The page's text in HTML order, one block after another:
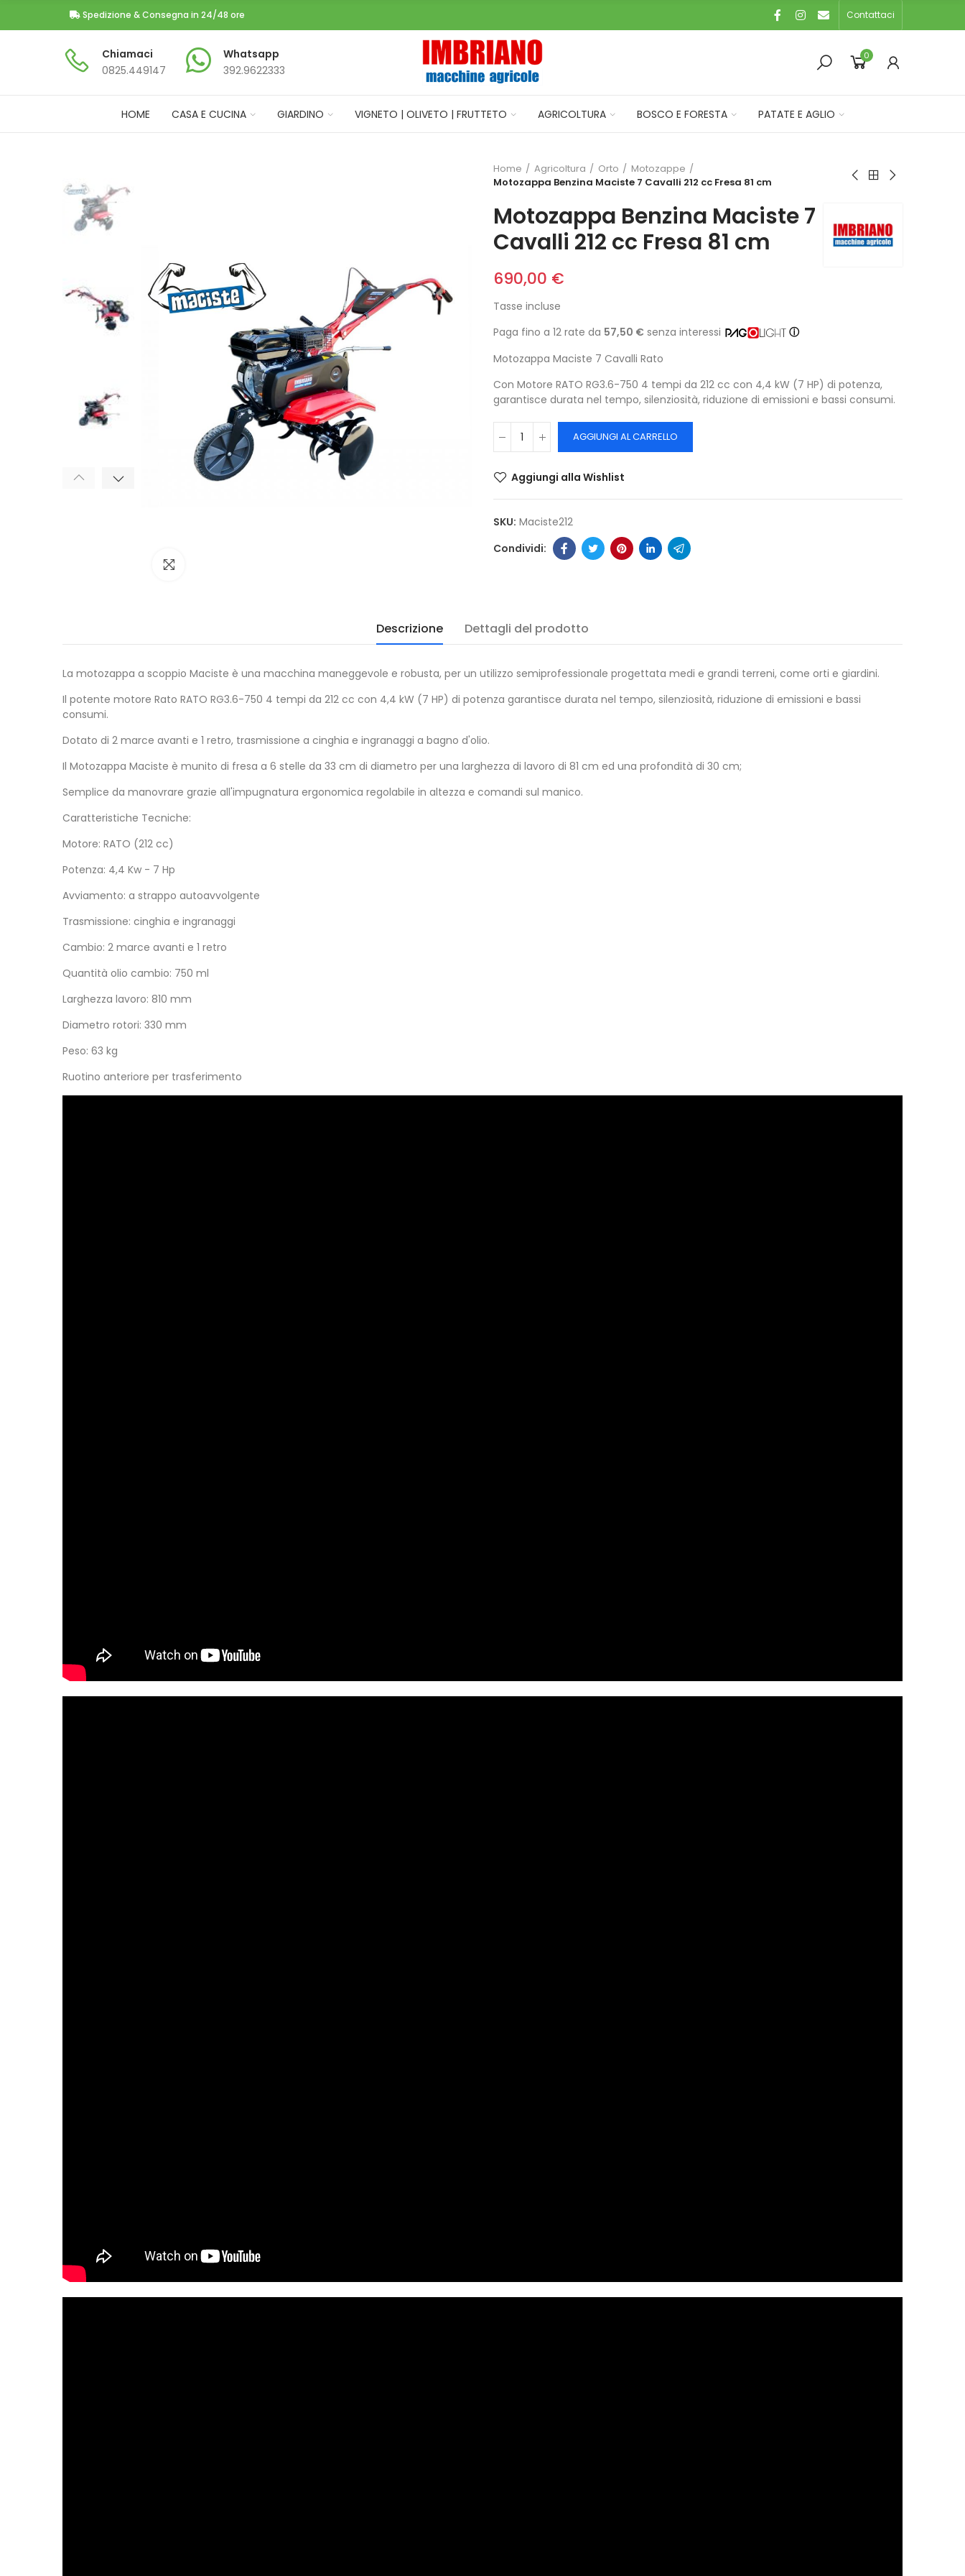
Spedizione & Consegna in 24/48 ore Contattaci
Chiamaci
0825.449147​
Whatsapp
392.9622333
0
HOME CASA E CUCINA GIARDINO VIGNETO | OLIVETO | FRUTTETO AGRICOLTURA BOSCO E FORESTA PATATE E AGLIO
Home Agricoltura Orto
Motozappe
Motozappa Benzina Maciste 7 Cavalli 212 cc Fresa 81 cm
Motozappa Benzina Maciste 7
Cavalli 212 cc Fresa 81 cm
690,00 €
Tasse incluse
Paga fino a 12 rate da 57,50 € senza interessi
ⓘ
Motozappa Maciste 7 Cavalli Rato
Con Motore RATO RG3.6-750 4 tempi da 212 cc con 4,4 kW (7 HP) di potenza,
garantisce durata nel tempo, silenziosità, riduzione di emissioni e bassi consumi.
AGGIUNGI AL CARRELLO
Aggiungi alla Wishlist
SKU: Maciste212
Descrizione Dettagli del prodotto
La motozappa a scoppio Maciste è una macchina maneggevole e robusta, per un utilizzo semiprofessionale progettata medi e grandi terreni, come orti e giardini.
Il potente motore Rato RATO RG3.6-750 4 tempi da 212 cc con 4,4 kW (7 HP) di potenza garantisce durata nel tempo, silenziosità, riduzione di emissioni e bassi
consumi.
Dotato di 2 marce avanti e 1 retro, trasmissione a cinghia e ingranaggi a bagno d'olio.
Il Motozappa Maciste è munito di fresa a 6 stelle da 33 cm di diametro per una larghezza di lavoro di 81 cm ed una profondità di 30 cm;
Semplice da manovrare grazie all'impugnatura ergonomica regolabile in altezza e comandi sul manico.
Caratteristiche Tecniche:
Motore: RATO (212 cc)
Potenza: 4,4 Kw - 7 Hp
Avviamento: a strappo autoavvolgente
Trasmissione: cinghia e ingranaggi
Cambio: 2 marce avanti e 1 retro
Quantità olio cambio: 750 ml
Larghezza lavoro: 810 mm
Diametro rotori: 330 mm
Peso: 63 kg
Ruotino anteriore per trasferimento